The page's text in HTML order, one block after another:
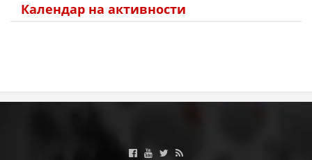
Календар на активности